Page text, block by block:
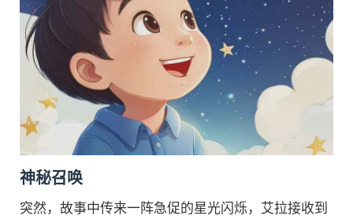
神秘召唤
突然，故事中传来一阵急促的星光闪烁，艾拉接收到